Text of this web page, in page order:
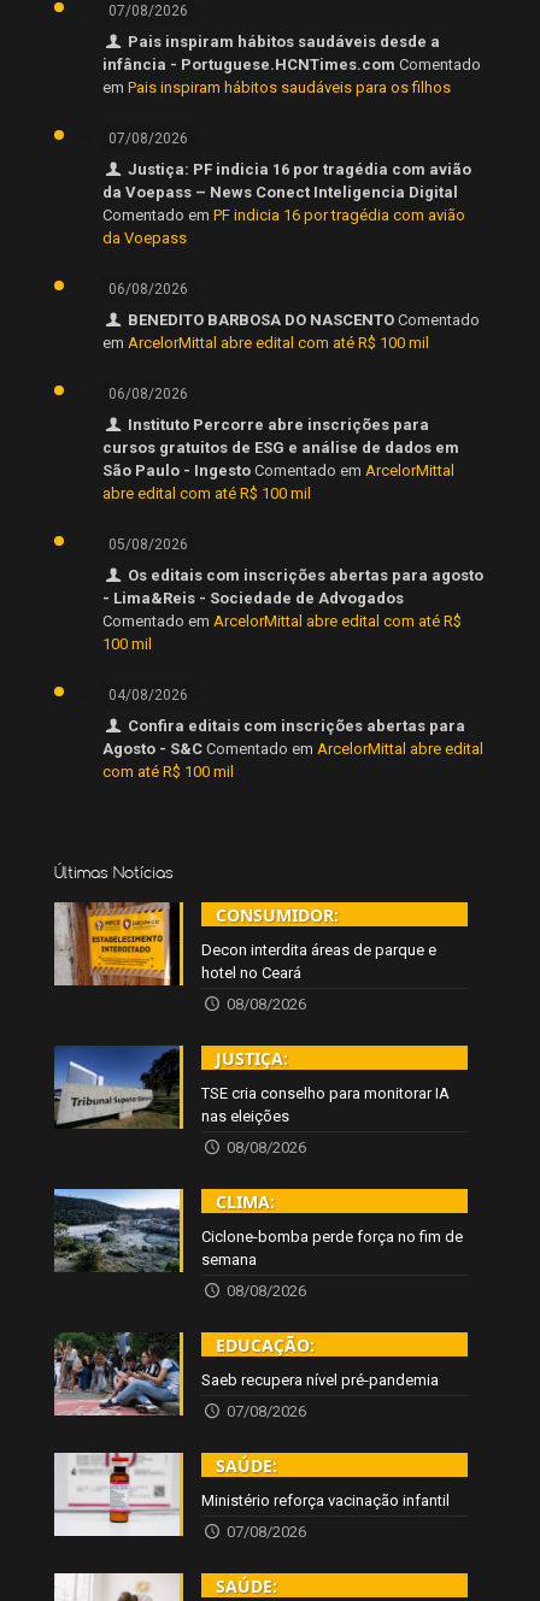
07/08/2026
Pais inspiram hábitos saudáveis desde a
infância - Portuguese.HCNTimes.com Comentado
em Pais inspiram hábitos saudáveis para os filhos
07/08/2026
Justiça: PF indicia 16 por tragédia com avião
da Voepass – News Conect Inteligencia Digital
Comentado em PF indicia 16 por tragédia com avião
da Voepass
06/08/2026
BENEDITO BARBOSA DO NASCENTO Comentado
em ArcelorMittal abre edital com até R$ 100 mil
06/08/2026
Instituto Percorre abre inscrições para
cursos gratuitos de ESG e análise de dados em
São Paulo - Ingesto Comentado em ArcelorMittal
abre edital com até R$ 100 mil
05/08/2026
Os editais com inscrições abertas para agosto
- Lima&Reis - Sociedade de Advogados
Comentado em ArcelorMittal abre edital com até R$
100 mil
04/08/2026
Confira editais com inscrições abertas para
Agosto - S&C Comentado em ArcelorMittal abre edital
com até R$ 100 mil
Últimas Notícias
CONSUMIDOR:
Decon interdita áreas de parque e
hotel no Ceará
08/08/2026
JUSTIÇA:
TSE cria conselho para monitorar IA
nas eleições
08/08/2026
CLIMA:
Ciclone-bomba perde força no fim de
semana
08/08/2026
EDUCAÇÃO:
Saeb recupera nível pré-pandemia
07/08/2026
SAÚDE:
Ministério reforça vacinação infantil
07/08/2026
SAÚDE: